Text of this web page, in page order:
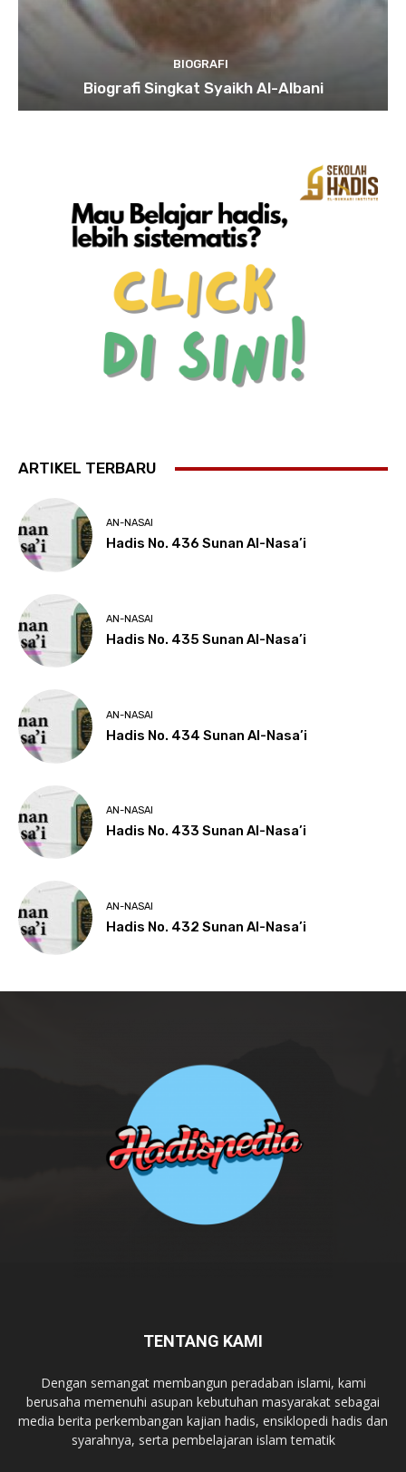
BIOGRAFI
Biografi Singkat Syaikh Al-Albani
ARTIKEL TERBARU
AN-NASAI
Hadis No. 436 Sunan Al-Nasa’i
AN-NASAI
Hadis No. 435 Sunan Al-Nasa’i
AN-NASAI
Hadis No. 434 Sunan Al-Nasa’i
AN-NASAI
Hadis No. 433 Sunan Al-Nasa’i
AN-NASAI
Hadis No. 432 Sunan Al-Nasa’i
TENTANG KAMI
Dengan semangat membangun peradaban islami, kami
berusaha memenuhi asupan kebutuhan masyarakat sebagai
media berita perkembangan kajian hadis, ensiklopedi hadis dan
syarahnya, serta pembelajaran islam tematik